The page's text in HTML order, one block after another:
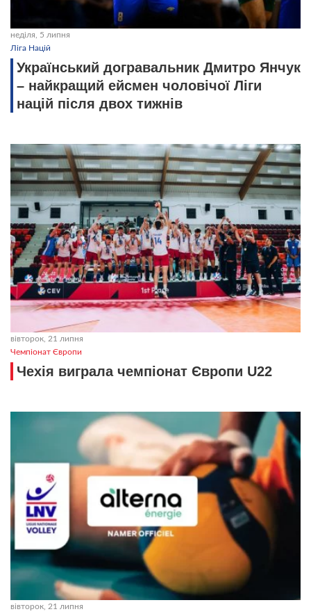
неділя, 5 липня
Ліга Націй
Український догравальник Дмитро Янчук
– найкращий ейсмен чоловічої Ліги
націй після двох тижнів
вівторок, 21 липня
Чемпіонат Європи
Чехія виграла чемпіонат Європи U22
вівторок, 21 липня